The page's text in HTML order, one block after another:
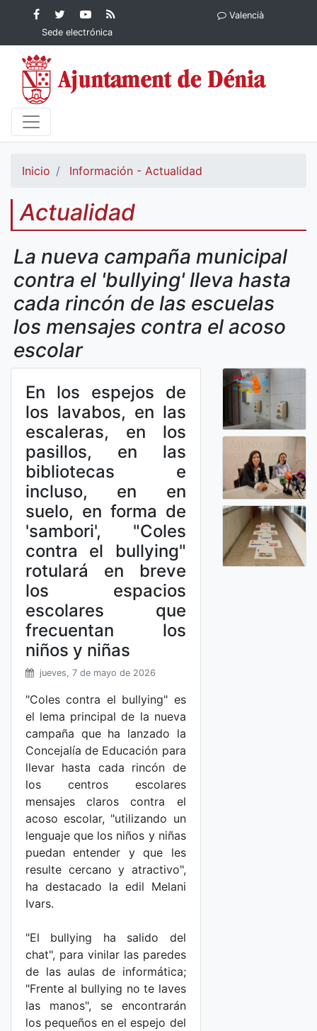
Contenido principalFacebook
Ayuntamiento de
Dénia
Ayuntamiento
de Dénia
YouTube
Ayuntamiento
de Dénia
Ayuntamiento
Sede electrónica
Valencià
Inicio Información - Actualidad
Actualidad
La nueva campaña municipal
contra el 'bullying' lleva hasta
cada rincón de las escuelas
los mensajes contra el acoso
escolar
En los espejos de
los lavabos, en las
escaleras, en los
pasillos, en las
bibliotecas e
incluso, en en
suelo, en forma de
'sambori', "Coles
contra el bullying"
rotulará en breve
los espacios
escolares que
frecuentan los
niños y niñas
jueves, 7 de mayo de 2026
"Coles contra el bullying" es
el lema principal de la nueva
campaña que ha lanzado la
Concejalía de Educación para
llevar hasta cada rincón de
los centros escolares
mensajes claros contra el
acoso escolar, "utilizando un
lenguaje que los niños y niñas
puedan entender y que les
resulte cercano y atractivo",
ha destacado la edil Melani
Ivars.
"El bullying ha salido del
chat", para vinilar las paredes
de las aulas de informática;
"Frente al bullying no te laves
las manos", se encontrarán
los pequeños en el espejo del